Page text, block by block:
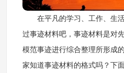
在平凡的学习、工作、生
过事迹材料吧，事迹材料是对
模范事迹进行综合整理所形成
家知道事迹材料的格式吗？下